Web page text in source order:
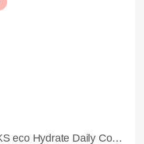
Hydrate Daily Conditioner High Tide Scent 739 ml